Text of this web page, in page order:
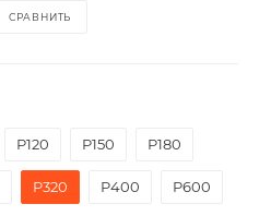
СРАВНИТЬ
P120 P150 P180
P320 P400 P600